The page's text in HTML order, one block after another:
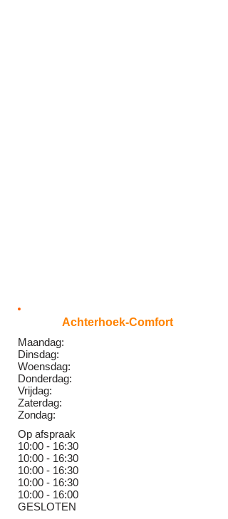
Achterhoek-Comfort
Maandag:
Dinsdag:
Woensdag:
Donderdag:
Vrijdag:
Zaterdag:
Zondag:
Op afspraak
10:00 - 16:30
10:00 - 16:30
10:00 - 16:30
10:00 - 16:30
10:00 - 16:00
GESLOTEN